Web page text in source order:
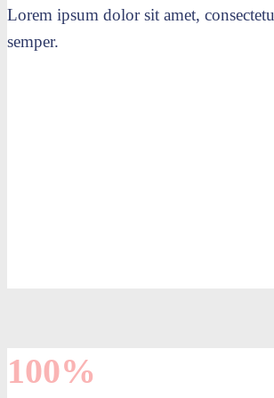
Lorem ipsum dolor sit amet,
semper.
100%